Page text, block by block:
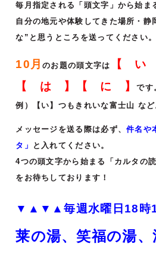
毎月指定される「頭文字」から始ま
自分の地元や体験してきた場所・静
な”と思うところを送ってください。
10月のお題の頭文字は
【 い
【 は 】【 に 】です
例）【い】つもきれいな富士山 など
メッセージを送る際は必ず、件名や
タ」
と入れてください。
4つの頭文字から始まる「カルタの
をお待ちしております！
▼▲▼▲毎週水曜日18時
莱の湯、笑福の湯